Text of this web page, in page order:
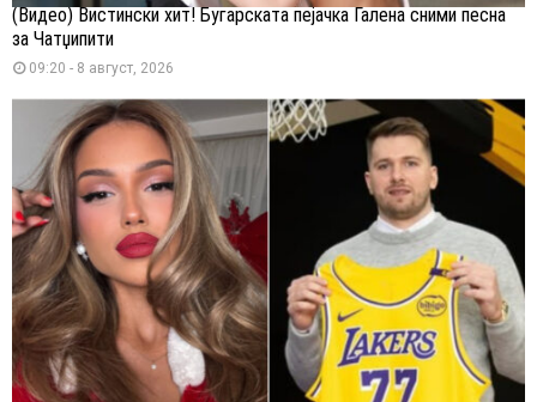
(Видео) Вистински хит! Бугарската пејачка Галена сними песна
за Чатџипити
09:20 - 8 август, 2026